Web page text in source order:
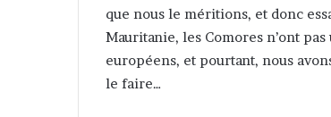
que nous le méritions, et donc
Mauritanie, les Comores n’ont
européens, et pourtant, nous
le faire…